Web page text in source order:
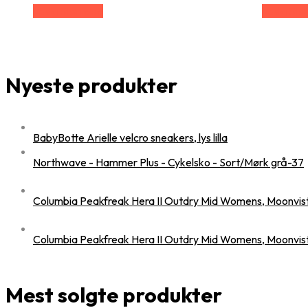
Nyeste produkter
BabyBotte Arielle velcro sneakers, lys lilla
Northwave - Hammer Plus - Cykelsko - Sort/Mørk grå-37
Columbia Peakfreak Hera II Outdry Mid Womens,
Columbia Peakfreak Hera II Outdry Mid Womens,
Mest solgte produkter